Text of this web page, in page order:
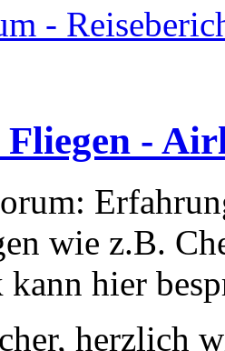
-
Fliegen -
wie z.B.
kann hier
herzlich